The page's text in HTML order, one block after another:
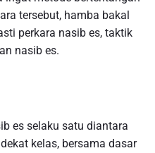
tersebut, hamba bakal
perkara nasib es, taktik
nasib es.
es selaku satu diantara
kelas, bersama dasar